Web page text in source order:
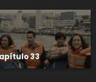
33